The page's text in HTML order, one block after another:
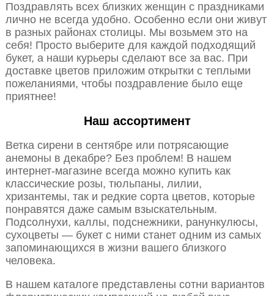
Поздравлять всех близких женщин с праздниками
лично не всегда удобно. Особенно если они живут
в разных районах столицы. Мы возьмем это на
себя! Просто выберите для каждой подходящий
букет, а наши курьеры сделают все за вас. При
доставке цветов приложим открытки с теплыми
пожеланиями, чтобы поздравление было еще
приятнее!
Наш ассортимент
Ветка сирени в сентябре или потрясающие
анемоны в декабре? Без проблем! В нашем
интернет-магазине всегда можно купить как
классические розы, тюльпаны, лилии,
хризантемы, так и редкие сорта цветов, которые
понравятся даже самым взыскательным.
Подсолнухи, каллы, подснежники, ранункулюсы,
сухоцветы — букет с ними станет одним из самых
запоминающихся в жизни вашего близкого
человека.
В нашем каталоге представлены сотни вариантов